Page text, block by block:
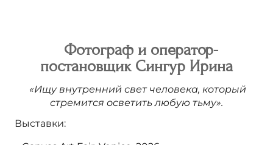
Фотограф и оператор-
постановщик Сингур Ирина
«Ищу внутренний свет человека, который
стремится осветить любую тьму».
Выставки: